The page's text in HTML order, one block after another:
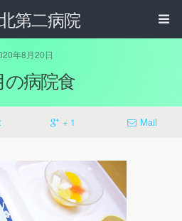
第二病院
年8月20日
の病院食
+ 1 Mail